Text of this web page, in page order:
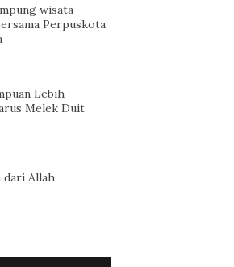
wisata
Perpuskota
Lebih
Melek Duit
dari Allah